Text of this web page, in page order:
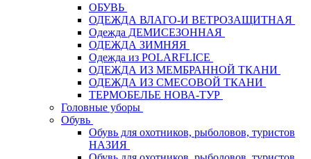
ОБУВЬ
ОДЕЖДА ВЛАГО-И ВЕТРОЗАЩИТНАЯ
Одежда ДЕМИСЕЗОННАЯ
ОДЕЖДА ЗИМНЯЯ
Одежда из POLARFLICE
ОДЕЖДА ИЗ МЕМБРАННОЙ ТКАНИ
ОДЕЖДА ИЗ СМЕСОВОЙ ТКАНИ
ТЕРМОБЕЛЬЕ НОВА-ТУР
Головные уборы
Обувь
Обувь для охотников, рыболовов, туристов
НАЗИЯ